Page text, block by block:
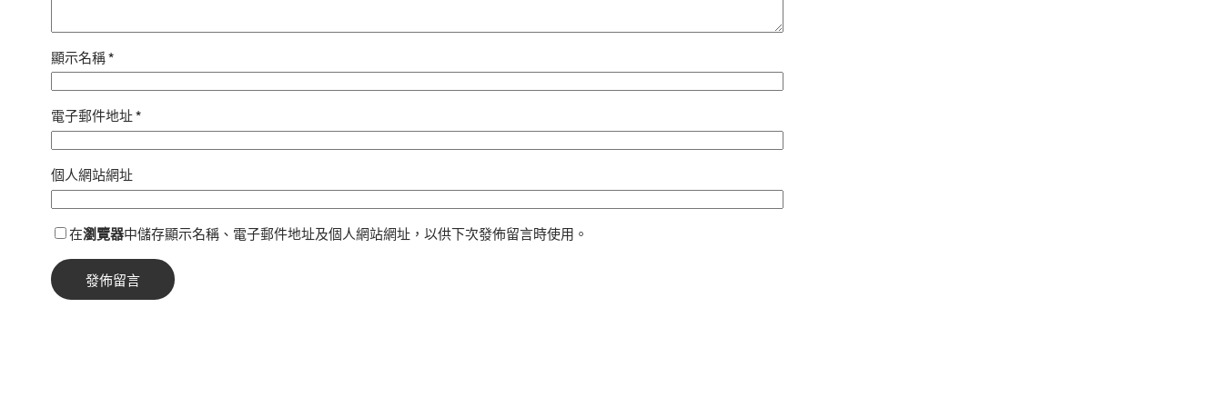
顯示名稱*
電子郵件地址*
個人網站網址
在瀏覽器中儲存顯示名稱、電子郵件地址及個人網站網址，以供下次發佈留言時使用。